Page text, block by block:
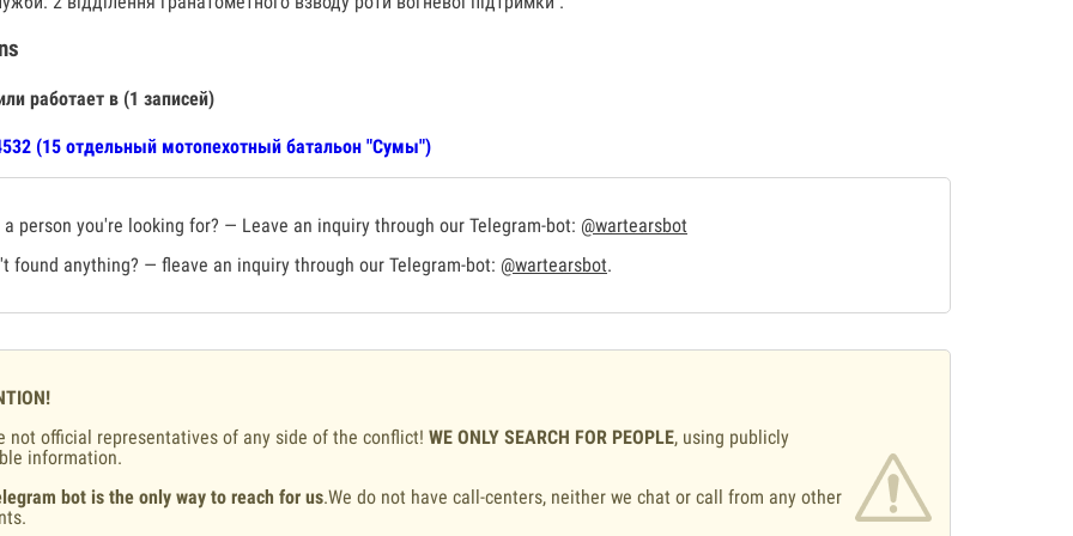
работает в (1 записей)
(15 отдельный мотопехотный батальон "Сумы")
a person you're looking for? — Leave an inquiry through our Telegram-bot: @wartearsbot
found anything? — fleave an inquiry through our Telegram-bot: @wartearsbot.
not official representatives of any side of the conflict! WE ONLY SEARCH FOR PEOPLE, using publicly
information.
bot is the only way to reach for us.We do not have call-centers, neither we chat or call from any other